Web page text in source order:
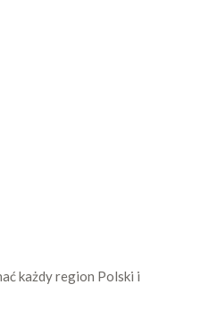
każdy region Polski i